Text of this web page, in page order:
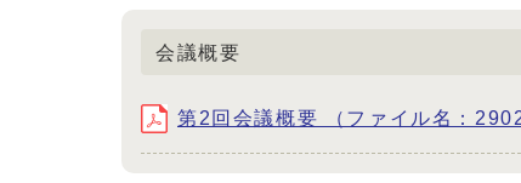
会議概要
第2回会議概要 （ファイル名：